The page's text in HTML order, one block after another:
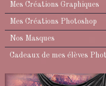
Mes Créations Graphiques
Mes Créations Photoshop
Nos Masques
Cadeaux de mes élèves